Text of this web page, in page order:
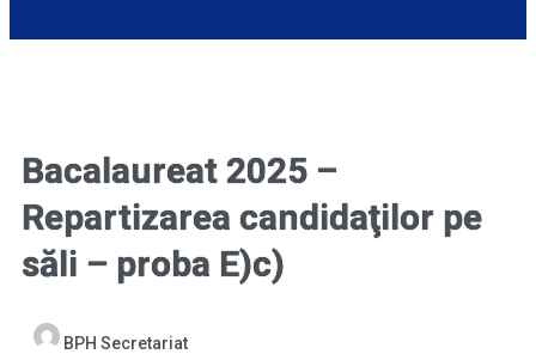
Bacalaureat 2025 –
Repartizarea candidaţilor pe
săli – proba E)c)
BPH Secretariat